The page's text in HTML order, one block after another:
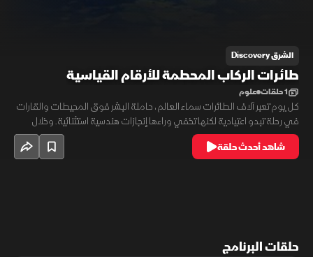
الشرق Discovery
طائرات الركاب ‫المحطمة للأرقام القياسية
1 حلقات علوم
كل يوم تعبر آلاف الطائرات سماء العالم، حاملة البشر فوق المحيطات والقارات
في رحلة تبدو اعتيادية لكنها تخفي وراءها إنجازات هندسية استثنائية. وخلال
أربعة عقود، نجح مهندسون أوروبيون في تطوير ثلاث طائرات غيرت قواعد
الطيران التجاري وأصبحت علامات فارقة في تاريخ الصناعة. فما الأسرار التي
شاهد أحدث حلقة
حلقات البرنامج